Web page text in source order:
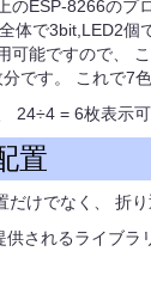
ESP-8266のプ
体で3bit,LED2個
能ですので、
です。 これで7色
24÷4 = 6枚表示可
置
けでなく、 折り
されるライブラ